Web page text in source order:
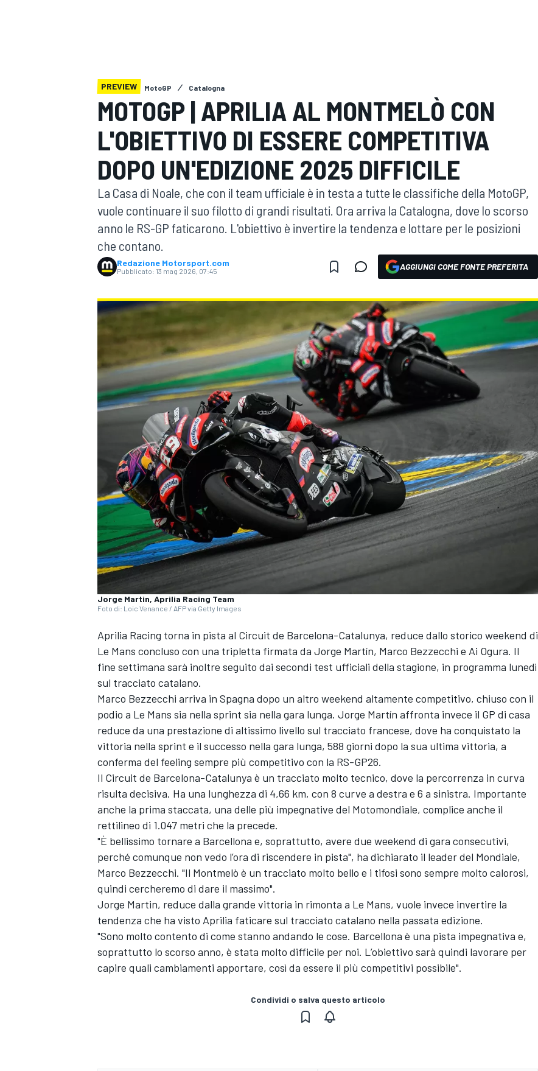
WRC
MONOPOSTO
PREVIEW MotoGP Catalogna
MOTOGP | APRILIA AL MONTMELÒ CON
L'OBIETTIVO DI ESSERE COMPETITIVA
DOPO UN'EDIZIONE 2025 DIFFICILE
La Casa di Noale, che con il team ufficiale è in testa a tutte le classifiche della MotoGP,
vuole continuare il suo filotto di grandi risultati. Ora arriva la Catalogna, dove lo scorso
anno le RS-GP faticarono. L'obiettivo è invertire la tendenza e lottare per le posizioni
che contano.
Redazione Motorsport.com
Pubblicato: 13 mag 2026, 07:45 AGGIUNGI COME FONTE PREFERITA
Jorge Martin, Aprilia Racing Team
Foto di: Loic Venance / AFP via Getty Images
Aprilia Racing torna in pista al Circuit de Barcelona-Catalunya, reduce dallo storico weekend di
Le Mans concluso con una tripletta firmata da Jorge Martín, Marco Bezzecchi e Ai Ogura. Il
fine settimana sarà inoltre seguito dai secondi test ufficiali della stagione, in programma lunedì
sul tracciato catalano.
Marco Bezzecchi arriva in Spagna dopo un altro weekend altamente competitivo, chiuso con il
podio a Le Mans sia nella sprint sia nella gara lunga. Jorge Martín affronta invece il GP di casa
reduce da una prestazione di altissimo livello sul tracciato francese, dove ha conquistato la
vittoria nella sprint e il successo nella gara lunga, 588 giorni dopo la sua ultima vittoria, a
conferma del feeling sempre più competitivo con la RS-GP26.
Il Circuit de Barcelona-Catalunya è un tracciato molto tecnico, dove la percorrenza in curva
risulta decisiva. Ha una lunghezza di 4,66 km, con 8 curve a destra e 6 a sinistra. Importante
anche la prima staccata, una delle più impegnative del Motomondiale, complice anche il
rettilineo di 1.047 metri che la precede.
"È bellissimo tornare a Barcellona e, soprattutto, avere due weekend di gara consecutivi,
perché comunque non vedo l’ora di riscendere in pista", ha dichiarato il leader del Mondiale,
Marco Bezzecchi. "Il Montmelò è un tracciato molto bello e i tifosi sono sempre molto calorosi,
quindi cercheremo di dare il massimo".
Jorge Martin, reduce dalla grande vittoria in rimonta a Le Mans, vuole invece invertire la
tendenza che ha visto Aprilia faticare sul tracciato catalano nella passata edizione.
"Sono molto contento di come stanno andando le cose. Barcellona è una pista impegnativa e,
soprattutto lo scorso anno, è stata molto difficile per noi. L’obiettivo sarà quindi lavorare per
capire quali cambiamenti apportare, così da essere il più competitivi possibile".
Condividi o salva questo articolo